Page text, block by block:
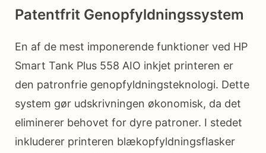
Patentfrit Genopfyldningssystem
En af de mest imponerende funktioner ved HP
Smart Tank Plus 558 AIO inkjet printeren er
den patronfrie genopfyldningsteknologi. Dette
system gør udskrivningen økonomisk, da det
eliminerer behovet for dyre patroner. I stedet
inkluderer printeren blækopfyldningsflasker